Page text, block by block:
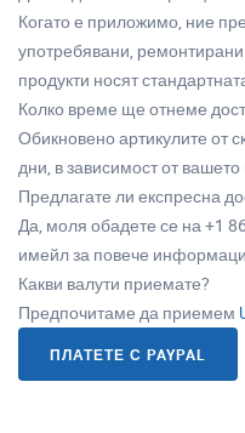
Когато е приложимо, ние
употребявани,
продукти носят
Колко време ще отнеме
Обикновено артикулите от
дни, в зависимост от
Предлагате ли експресна
Да, моля обадете се на +1
имейл за повече
Какви валути приемате?
Предпочитаме да приемем
ПЛАТЕТЕ С PAYPAL